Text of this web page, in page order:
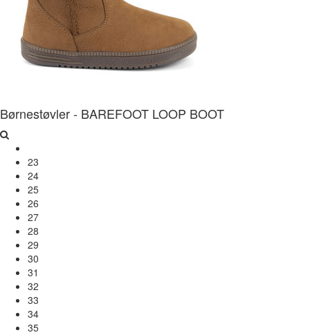
Børnestøvler - BAREFOOT LOOP BOOT
23
24
25
26
27
28
29
30
31
32
33
34
35